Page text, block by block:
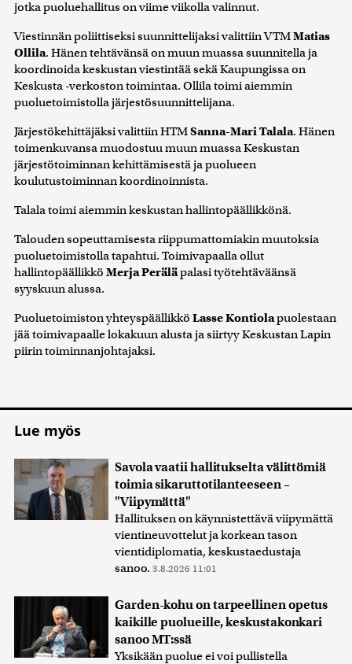
jotka puoluehallitus on viime viikolla valinnut.
Viestinnän poliittiseksi suunnittelijaksi valittiin VTMMatias
Ollila. Hänen tehtävänsä on muun muassa suunnitella ja
koordinoida keskustan viestintää sekä Kaupungissa on
Keskusta -verkoston toimintaa. Ollila toimi aiemmin
puoluetoimistolla järjestösuunnittelijana.
Järjestökehittäjäksi valittiin HTMSanna-Mari Talala. Hänen
toimenkuvansa muodostuu muun muassa Keskustan
järjestötoiminnan kehittämisestä ja puolueen
koulutustoiminnan koordinoinnista.
Talala toimi aiemmin keskustan hallintopäällikkönä.
Talouden sopeuttamisesta riippumattomiakin muutoksia
puoluetoimistolla tapahtui. Toimivapaalla ollut
hallintopäällikkö Merja Peräläpalasi työtehtäväänsä
syyskuun alussa.
Puoluetoimiston yhteyspäällikkö Lasse Kontiolapuolestaan
jää toimivapaalle lokakuun alusta ja siirtyy Keskustan Lapin
piirin toiminnanjohtajaksi.
Lue myös
Savola vaatii hallitukselta välittömiä
toimia sikaruttotilanteeseen –
"Viipymättä"
Hallituksen on käynnistettävä viipymättä
vientineuvottelut ja korkean tason
vientidiplomatia, keskustaedustaja
sanoo. 3.8.2026 11:01
Garden-kohu on tarpeellinen opetus
kaikille puolueille, keskustakonkari
sanoo MT:ssä
Yksikään puolue ei voi pullistella